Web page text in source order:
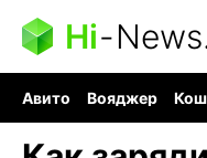
Hi-
Авито Вояджер